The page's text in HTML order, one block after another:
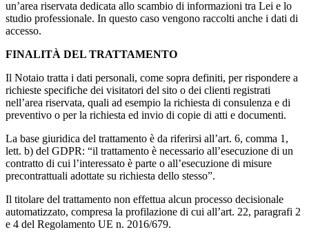
un’area riservata dedicata allo scambio di informazioni tra Lei e lo
studio professionale. In questo caso vengono raccolti anche i dati di
accesso.
FINALITÀ DEL TRATTAMENTO
Il Notaio tratta i dati personali, come sopra definiti, per rispondere a
richieste specifiche dei visitatori del sito o dei clienti registrati
nell’area riservata, quali ad esempio la richiesta di consulenza e di
preventivo o per la richiesta ed invio di copie di atti e documenti.
La base giuridica del trattamento è da riferirsi all’art. 6, comma 1,
lett. b) del GDPR: “il trattamento è necessario all’esecuzione di un
contratto di cui l’interessato è parte o all’esecuzione di misure
precontrattuali adottate su richiesta dello stesso”.
Il titolare del trattamento non effettua alcun processo decisionale
automatizzato, compresa la profilazione di cui all’art. 22, paragrafi 2
e 4 del Regolamento UE n. 2016/679.